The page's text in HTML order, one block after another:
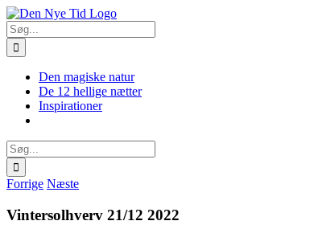
Skip
to
content
Facebook
X
Instagram
Pinterest
Søg
efter:
Den magiske natur
De 12 hellige nætter
Inspirationer
Søg
efter:
Forrige Næste
Vintersolhverv 21/12 2022